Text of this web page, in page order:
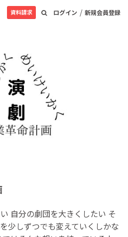
ログイン / 新規会員登録
資料請求
自分の劇団を大きくしたい そ
少しずつでも変えていくしかな